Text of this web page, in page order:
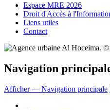
Espace MRE 2026
Droit d'Accès à
Liens utiles
Contact
Navigation
Afficher — Navigation principale